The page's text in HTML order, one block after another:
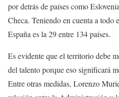
por detrás de países como
Checa. Teniendo en cuenta a todo
España es la 29 entre 134 países.
Es evidente que el territorio debe
del talento porque eso significará
Entre otras medidas, Lorenzo